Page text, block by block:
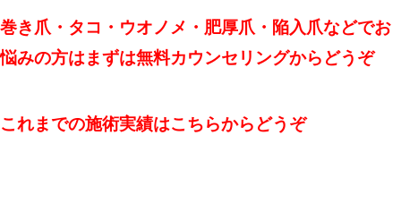
巻き爪・タコ・ウオノメ・肥厚爪・陥入爪などでお
悩みの方はまずは無料カウンセリングからどうぞ
これまでの施術実績はこちらからどうぞ